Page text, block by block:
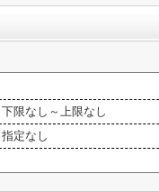
下限なし～上限なし
指定なし